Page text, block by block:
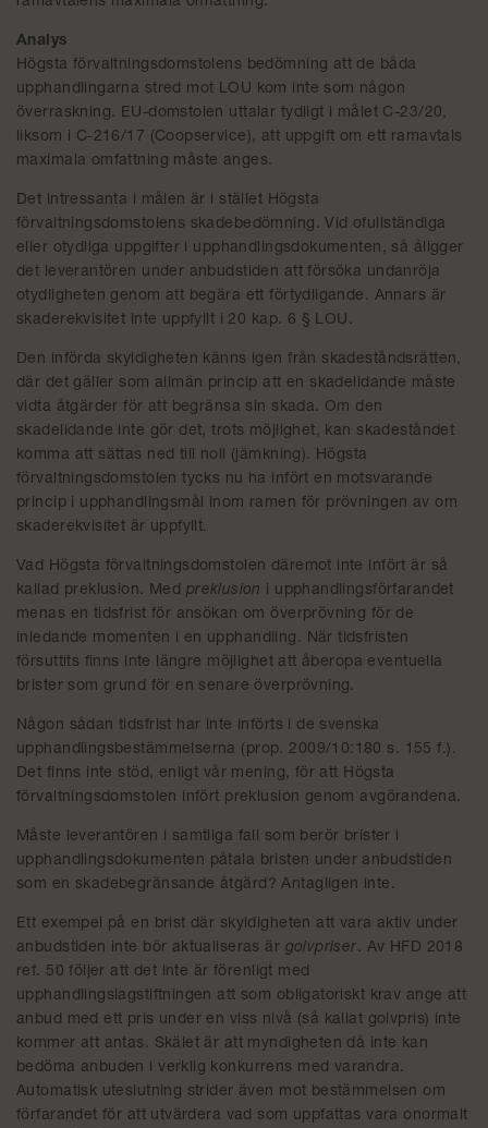
Analys
Högsta förvaltningsdomstolens bedömning att de båda
upphandlingarna stred mot LOU kom inte som någon
överraskning. EU-domstolen uttalar tydligt i målet C-23/20,
liksom i C-216/17 (Coopservice), att uppgift om ett ramavtals
maximala omfattning måste anges.
Det intressanta i målen är i stället Högsta
förvaltningsdomstolens skadebedömning. Vid ofullständiga
eller otydliga uppgifter i upphandlingsdokumenten, så åligger
det leverantören under anbudstiden att försöka undanröja
otydligheten genom att begära ett förtydligande. Annars är
skaderekvisitet inte uppfyllt i 20 kap. 6 § LOU.
Den införda skyldigheten känns igen från skadeståndsrätten,
där det gäller som allmän princip att en skadelidande måste
vidta åtgärder för att begränsa sin skada. Om den
skadelidande inte gör det, trots möjlighet, kan skadeståndet
komma att sättas ned till noll (jämkning). Högsta
förvaltningsdomstolen tycks nu ha infört en motsvarande
princip i upphandlingsmål inom ramen för prövningen av om
skaderekvisitet är uppfyllt.
Vad Högsta förvaltningsdomstolen däremot inte infört är så
kallad preklusion. Med preklusion i upphandlingsförfarandet
menas en tidsfrist för ansökan om överprövning för de
inledande momenten i en upphandling. När tidsfristen
försuttits finns inte längre möjlighet att åberopa eventuella
brister som grund för en senare överprövning.
Någon sådan tidsfrist har inte införts i de svenska
upphandlingsbestämmelserna (prop. 2009/10:180 s. 155 f.).
Det finns inte stöd, enligt vår mening, för att Högsta
förvaltningsdomstolen infört preklusion genom avgörandena.
Måste leverantören i samtliga fall som berör brister i
upphandlingsdokumenten påtala bristen under anbudstiden
som en skadebegränsande åtgärd? Antagligen inte.
Ett exempel på en brist där skyldigheten att vara aktiv under
anbudstiden inte bör aktualiseras är golvpriser. Av HFD 2018
ref. 50 följer att det inte är förenligt med
upphandlingslagstiftningen att som obligatoriskt krav ange att
anbud med ett pris under en viss nivå (så kallat golvpris) inte
kommer att antas. Skälet är att myndigheten då inte kan
bedöma anbuden i verklig konkurrens med varandra.
Automatisk uteslutning strider även mot bestämmelsen om
förfarandet för att utvärdera vad som uppfattas vara onormalt